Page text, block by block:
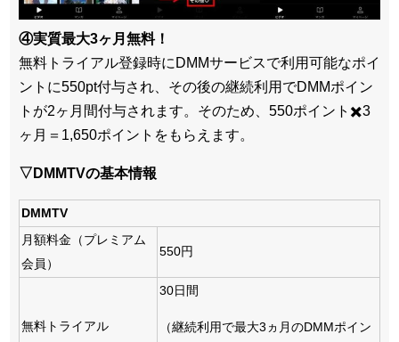
④実質最大3ヶ月無料！
無料トライアル登録時にDMMサービスで利用可能なポイ
ントに550pt付与され、その後の継続利用でDMMポイン
トが2ヶ月間付与されます。そのため、550ポイント✖️3
ヶ月＝1,650ポイントをもらえます。
▽DMMTVの基本情報
DMMTV
月額料金（プレミアム
会員）
550円
無料トライアル
30日間
（継続利用で最大3ヵ月のDMMポイン